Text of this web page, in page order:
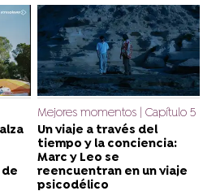
Mejores momentos | Capítulo 5
Un viaje a través del
tiempo y la conciencia:
Marc y Leo se
reencuentran en un viaje
psicodélico